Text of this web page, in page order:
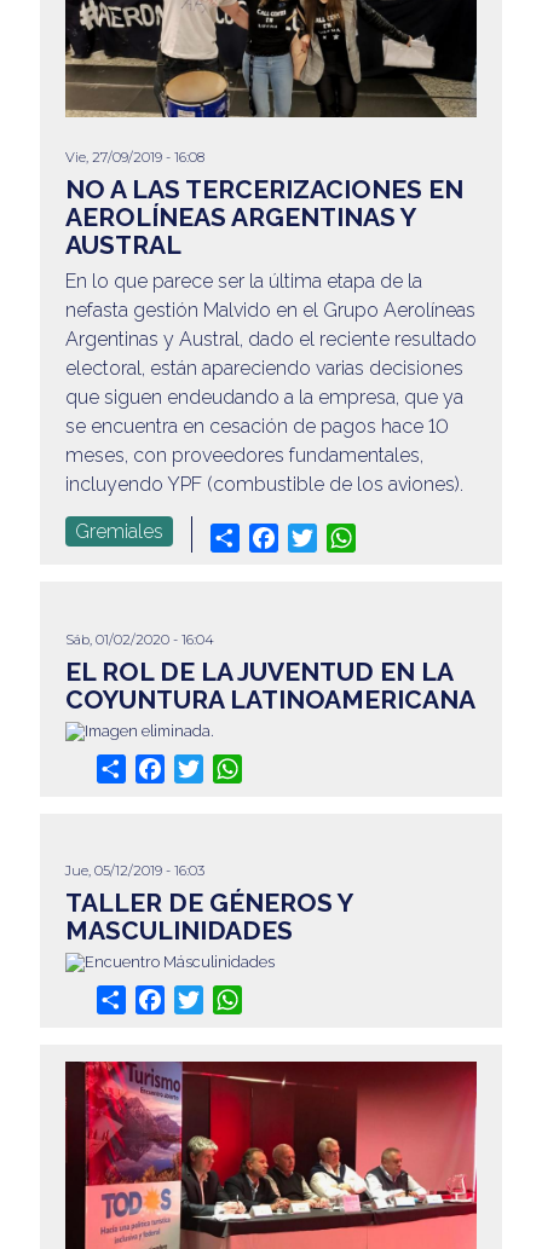
Vie, 27/09/2019 - 16:08
NO A LAS TERCERIZACIONES EN
AEROLÍNEAS ARGENTINAS Y
AUSTRAL
En lo que parece ser la última etapa de la
nefasta gestión Malvido en el Grupo Aerolíneas
Argentinas y Austral, dado el reciente resultado
electoral, están apareciendo varias decisiones
que siguen endeudando a la empresa, que ya
se encuentra en cesación de pagos hace 10
meses, con proveedores fundamentales,
incluyendo YPF (combustible de los aviones).
Gremiales Share Facebook
Twitter
Sáb, 01/02/2020 - 16:04
EL ROL DE LA JUVENTUD EN LA
COYUNTURA LATINOAMERICANA
Share Facebook
Twitter
Jue, 05/12/2019 - 16:03
TALLER DE GÉNEROS Y
MASCULINIDADES
Share Facebook
Twitter